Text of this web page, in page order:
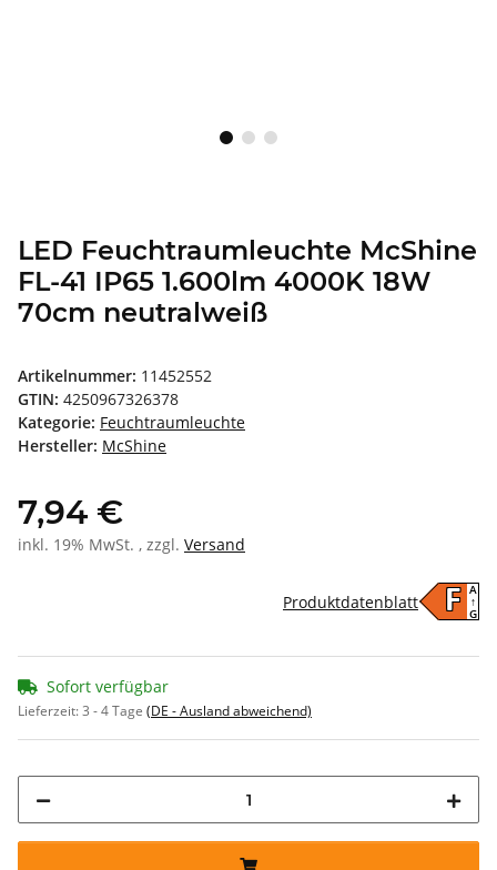
LED Feuchtraumleuchte McShine
FL-41 IP65 1.600lm 4000K 18W
70cm neutralweiß
Artikelnummer: 11452552
GTIN: 4250967326378
Kategorie: Feuchtraumleuchte
Hersteller: McShine
7,94 €
inkl. 19% MwSt. , zzgl. Versand
F A
↑
G
Produktdatenblatt
Sofort verfügbar
Lieferzeit:3 - 4 Tage (DE - Ausland abweichend)